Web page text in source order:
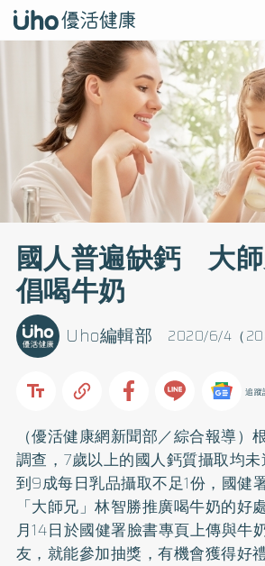
國人普遍缺鈣 大
倡喝牛奶
2020/6/4（
Uho編輯部
追蹤
（優活健康網新聞部／綜合報導）
調查，7歲以上的國人鈣質攝取均
到9成每日乳品攝取不足1份，國健
「大師兄」林智勝推廣喝牛奶的好
月14日於國健署臉書專頁上傳與牛
友，就能參加抽獎，有機會獲得好禮